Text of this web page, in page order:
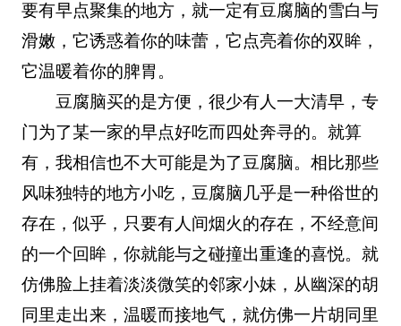
要有早点聚集的地方，就一定有豆腐脑的雪白与
滑嫩，它诱惑着你的味蕾，它点亮着你的双眸，
它温暖着你的脾胃。
豆腐脑买的是方便，很少有人一大清早，专
门为了某一家的早点好吃而四处奔寻的。就算
有，我相信也不大可能是为了豆腐脑。相比那些
风味独特的地方小吃，豆腐脑几乎是一种俗世的
存在，似乎，只要有人间烟火的存在，不经意间
的一个回眸，你就能与之碰撞出重逢的喜悦。就
仿佛脸上挂着淡淡微笑的邻家小妹，从幽深的胡
同里走出来，温暖而接地气，就仿佛一片胡同里